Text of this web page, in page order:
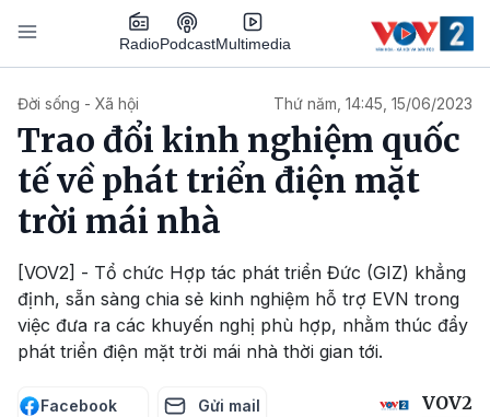
Nhảy đến nội dung
RadioPodcastMultimedia
Đời sống - Xã hội Thứ năm, 14:45, 15/06/2023
Trao đổi kinh nghiệm quốc
tế về phát triển điện mặt
trời mái nhà
[VOV2] - Tổ chức Hợp tác phát triển Đức (GIZ) khẳng
định, sẵn sàng chia sẻ kinh nghiệm hỗ trợ EVN trong
việc đưa ra các khuyến nghị phù hợp, nhằm thúc đẩy
phát triển điện mặt trời mái nhà thời gian tới.
Facebook Gửi mail VOV2